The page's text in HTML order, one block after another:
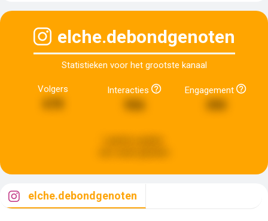
elche.debondgenoten
Statistieken voor het grootste kanaal
Volgers Interacties
956
Engagement
elche.debondgenoten